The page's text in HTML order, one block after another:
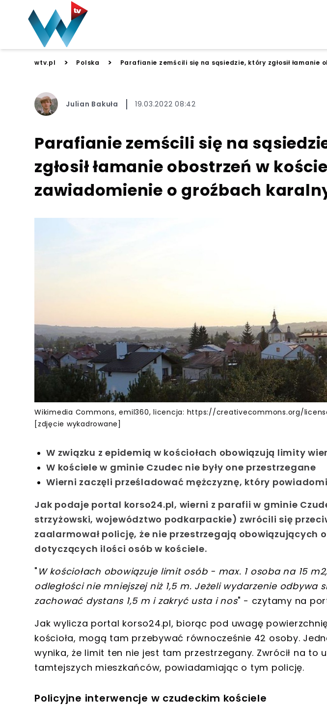
wtv.pl > Polska > Parafianie zemścili się na sąsiedzie, który zgłosił
Julian Bakuła 19.03.2022 08:42
Parafianie zemścili się na
zgłosił łamanie obostrzeń w
zawiadomienie o groźbach
Wikimedia Commons, emil360, licencja: https://creativecommons.org/
[zdjęcie wykadrowane]
W związku z epidemią w kościołach obowiązują limity
W kościele w gminie Czudec nie były one przestrzegane
Wierni zaczęli prześladować mężczyznę, który
Jak podaje portal korso24.pl, wierni z parafii w gminie
strzyżowski, województwo podkarpackie) zwrócili się
zaalarmował policję, że nie przestrzegają obowiązujących
dotyczących ilości osób w kościele.
" W kościołach obowiązuje limit osób - max. 1 osoba na 15 m2
odległości nie mniejszej niż 1,5 m. Jeżeli wydarzenie odbywa
zachować dystans 1,5 m i zakryć usta i nos" - czytamy na
Jak wylicza portal korso24.pl, biorąc pod uwagę
kościoła, mogą tam przebywać równocześnie 42 osoby.
wynika, że limit ten nie jest tam przestrzegany. Zwrócił na to
tamtejszych mieszkańców, powiadamiając o tym policję.
Policyjne interwencje w czudeckim kościele